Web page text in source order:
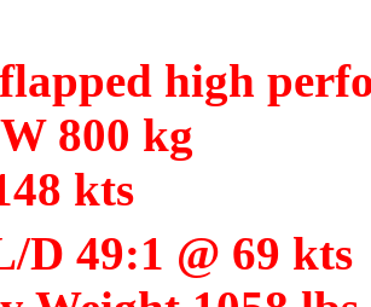
high
800 kg
kts
D 49:1 @ 69 kts